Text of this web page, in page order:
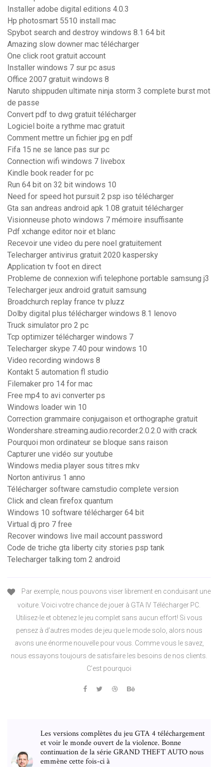
Installer adobe digital editions 4.0.3
Hp photosmart 5510 install mac
Spybot search and destroy windows 8.1 64 bit
Amazing slow downer mac télécharger
One click root gratuit account
Installer windows 7 sur pc asus
Office 2007 gratuit windows 8
Naruto shippuden ultimate ninja storm 3 complete burst mot
de passe
Convert pdf to dwg gratuit télécharger
Logiciel boite a rythme mac gratuit
Comment mettre un fichier jpg en pdf
Fifa 15 ne se lance pas sur pc
Connection wifi windows 7 livebox
Kindle book reader for pc
Run 64 bit on 32 bit windows 10
Need for speed hot pursuit 2 psp iso télécharger
Gta san andreas android apk 1.08 gratuit télécharger
Visionneuse photo windows 7 mémoire insuffisante
Pdf xchange editor noir et blanc
Recevoir une video du pere noel gratuitement
Telecharger antivirus gratuit 2020 kaspersky
Application tv foot en direct
Probleme de connexion wifi telephone portable samsung j3
Telecharger jeux android gratuit samsung
Broadchurch replay france tv pluzz
Dolby digital plus télécharger windows 8.1 lenovo
Truck simulator pro 2 pc
Tcp optimizer télécharger windows 7
Telecharger skype 7.40 pour windows 10
Video recording windows 8
Kontakt 5 automation fl studio
Filemaker pro 14 for mac
Free mp4 to avi converter ps
Windows loader win 10
Correction grammaire conjugaison et orthographe gratuit
Wondershare.streaming.audio.recorder.2.0.2.0 with crack
Pourquoi mon ordinateur se bloque sans raison
Capturer une vidéo sur youtube
Windows media player sous titres mkv
Norton antivirus 1 anno
Télécharger software camstudio complete version
Click and clean firefox quantum
Windows 10 software télécharger 64 bit
Virtual dj pro 7 free
Recover windows live mail account password
Code de triche gta liberty city stories psp tank
Telecharger talking tom 2 android
Par exemple, nous pouvons viser librement en conduisant une
voiture. Voici votre chance de jouer à GTA IV Télécharger PC.
Utilisez-le et obtenez le jeu complet sans aucun effort! Si vous
pensez à d’autres modes de jeu que le mode solo, alors nous
avons une énorme nouvelle pour vous. Comme vous le savez,
nous essayons toujours de satisfaire les besoins de nos clients.
C’est pourquoi
Les versions complètes du jeu GTA 4 téléchargement
et voir le monde ouvert de la violence. Bonne
continuation de la série GRAND THEFT AUTO nous
emmène cette fois-ci à